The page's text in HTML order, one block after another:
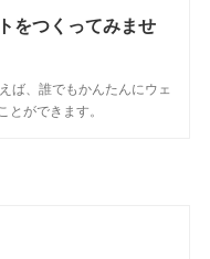
をつくってみませ
ば、誰でもかんたんにウェ
とができます。